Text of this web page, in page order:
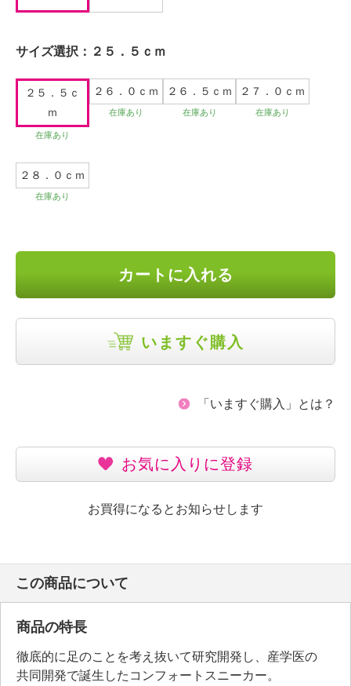
サイズ選択： ２５．５ｃｍ
２５．５ｃ
ｍ
在庫あり
２６．０ｃｍ
在庫あり
２６．５ｃｍ
在庫あり
２７．０ｃｍ
在庫あり
２８．０ｃｍ
在庫あり
カートに入れる
いますぐ購入
「いますぐ購入」とは？
お気に入りに登録
お買得になるとお知らせします
この商品について
商品の特長
徹底的に足のことを考え抜いて研究開発し、産学医の
共同開発で誕生したコンフォートスニーカー。